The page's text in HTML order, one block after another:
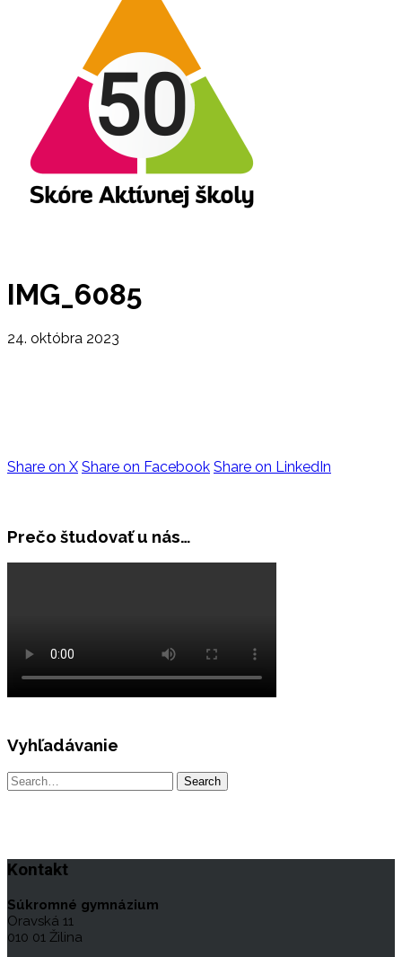
IMG_6085
24. októbra 2023
Share on X Share on Facebook Share on LinkedIn
Prečo študovať u nás…
Vyhľadávanie
Kontakt
Súkromné gymnázium
Oravská 11
010 01 Žilina